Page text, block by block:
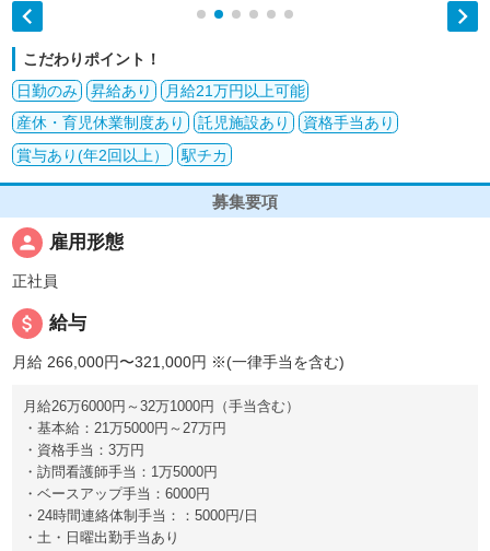
 
こだわりポイント！
日勤のみ
昇給あり
月給21万円以上可能
産休・育児休業制度あり
託児施設あり
資格手当あり
賞与あり(年2回以上）
駅チカ
募集要項
person 雇用形態
正社員
attach_money 給与
月給 266,000円〜321,000円 ※(一律手当を含む)
月給26万6000円～32万1000円（手当含む）
・基本給：21万5000円～27万円
・資格手当：3万円
・訪問看護師手当：1万5000円
・ベースアップ手当：6000円
・24時間連絡体制手当：：5000円/日
・土・日曜出勤手当あり